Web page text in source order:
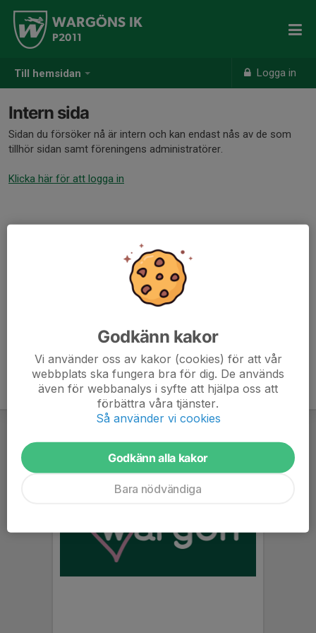
Till hemsidan Logga in
WARGÖNS IK
P2011
Intern sida
Sidan du försöker nå är intern och kan endast nås av de som
tillhör sidan samt föreningens administratörer.
Klicka här för att logga in
Godkänn kakor
Vi använder oss av kakor (cookies) för att vår
webbplats ska fungera bra för dig. De används
även för webbanalys i syfte att hjälpa oss att
förbättra våra tjänster.
Så använder vi cookies
Godkänn alla kakor
Bara nödvändiga